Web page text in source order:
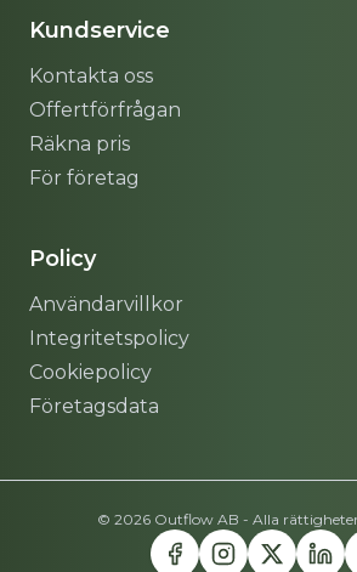
Kundservice
Kontakta oss
Offertförfrågan
Räkna pris
För företag
Policy
Användarvillkor
Integritetspolicy
Cookiepolicy
Företagsdata
© 2026 Outflow AB - Alla